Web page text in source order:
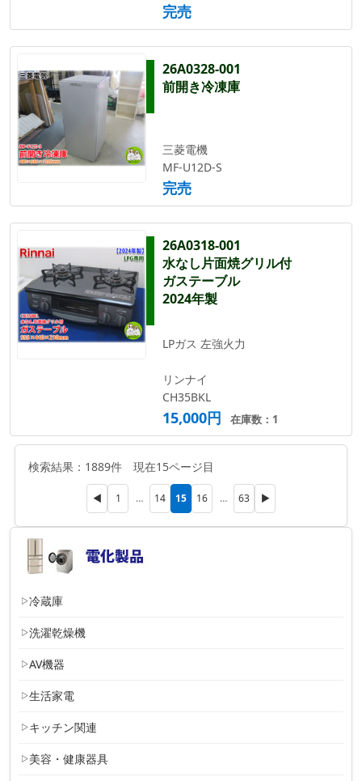
冷蔵庫
洗濯乾燥機
AV機器
生活家電
キッチン関連
美容・健康器具
完売
26A0328-001
前開き冷凍庫
三菱電機
MF-U12D-S
完売
26A0318-001
水なし片面焼グリル付
ガステーブル
2024年製
LPガス 左強火力
リンナイ
CH35BKL
15,000円 在庫数：1
検索結果：1889件 現在15ページ目
◀ 1 … 14 15 16 … 63 ▶